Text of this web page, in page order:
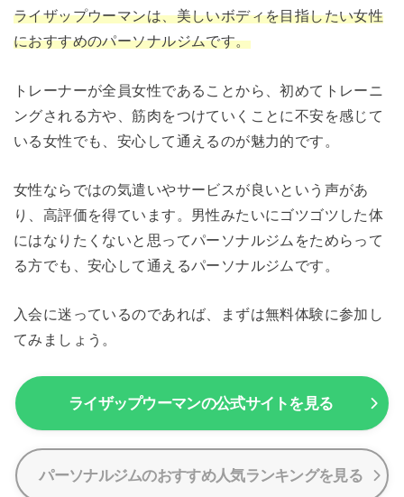
ライザップウーマンは、美しいボディを目指したい女性
におすすめのパーソナルジムです。
トレーナーが全員女性であることから、初めてトレーニ
ングされる方や、筋肉をつけていくことに不安を感じて
いる女性でも、安心して通えるのが魅力的です。
女性ならではの気遣いやサービスが良いという声があ
り、高評価を得ています。男性みたいにゴツゴツした体
にはなりたくないと思ってパーソナルジムをためらって
る方でも、安心して通えるパーソナルジムです。
入会に迷っているのであれば、まずは無料体験に参加し
てみましょう。
ライザップウーマンの公式サイトを見る
パーソナルジムのおすすめ人気ランキングを見る